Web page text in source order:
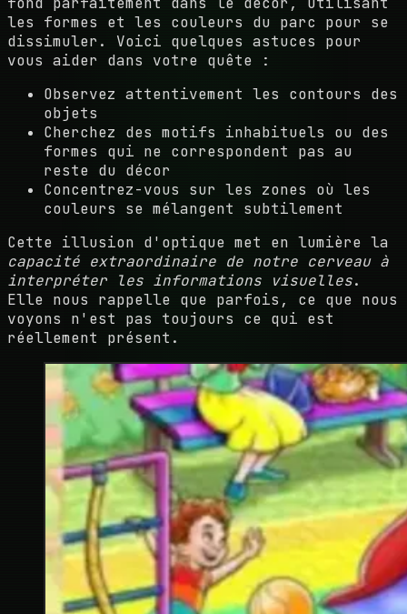
les formes et les couleurs du parc pour se
dissimuler. Voici quelques astuces pour
vous aider dans votre quête :
Observez attentivement les contours des
objets
Cherchez des motifs inhabituels ou des
formes qui ne correspondent pas au
reste du décor
Concentrez-vous sur les zones où les
couleurs se mélangent subtilement
Cette illusion d'optique met en lumière la
capacité extraordinaire de notre cerveau à
interpréter les informations visuelles.
Elle nous rappelle que parfois, ce que nous
voyons n'est pas toujours ce qui est
réellement présent.